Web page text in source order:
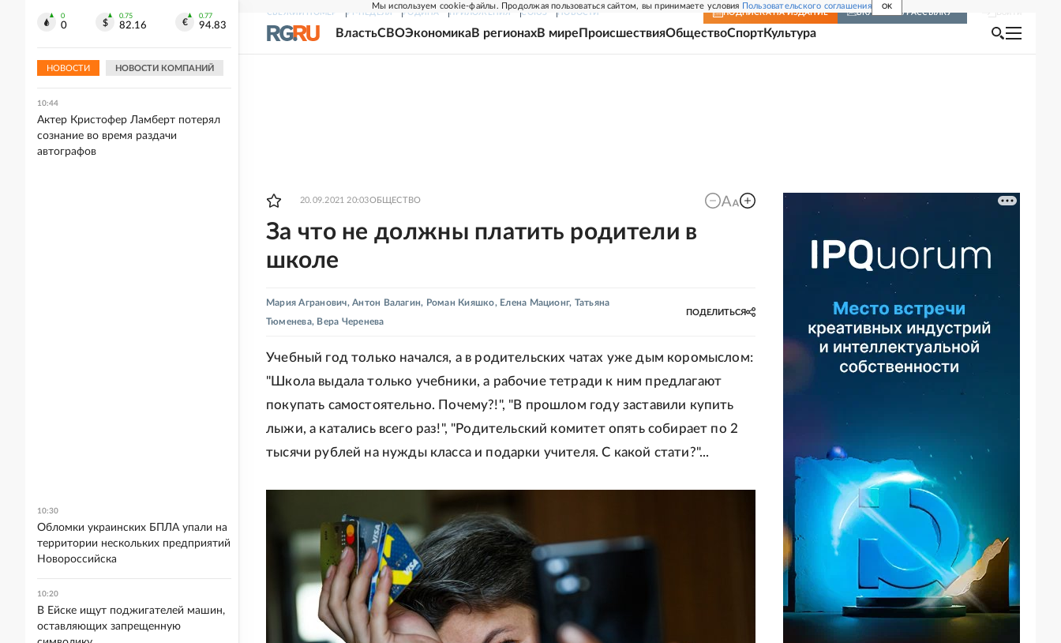
Мы используем cookie-файлы. Продолжая пользоваться сайтом, вы принимаете условия Пользовательского соглашения OK
СВЕЖИЙ НОМЕР РГ-НЕДЕЛЯ РОДИНА ПРИЛОЖЕНИЯ СОЮЗ НОВОСТИ ПОДПИСКА НА ИЗДАНИЕ ВКЛЮЧИТЬ РАССЫЛКУ
ВластьСВОЭкономикаВ регионахВ мире ПроисшествияОбществоСпортКультура
20.09.2021 20:03ОБЩЕСТВО
За что не должны платить родители в
школе
Мария Агранович,Антон Валагин, Роман Кияшко, Елена Мационг, Татьяна
Тюменева, Вера Черенева
ПОДЕЛИТЬСЯ
Учебный год только начался, а в родительских чатах уже дым коромыслом:
"Школа выдала только учебники, а рабочие тетради к ним предлагают
покупать самостоятельно. Почему?!", "В прошлом году заставили купить
лыжи, а катались всего раз!", "Родительский комитет опять собирает по 2
тысячи рублей на нужды класса и подарки учителя. С какой стати?"...
0
0
0.75
82.16
0.77
94.83
НОВОСТИ НОВОСТИ КОМПАНИЙ
10:45
Белгород
10:44
Актер Кристофер Ламберт потерял
сознание во время раздачи
автографов
10:30
Обломки украинских БПЛА упали на
территории нескольких предприятий
Новороссийска
10:20
В Ейске ищут поджигателей машин,
оставляющих запрещенную